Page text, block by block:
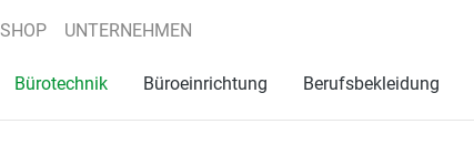
SHOP UNTERNEHMEN
Bürotechnik Büroeinrichtung Berufsbekleidung